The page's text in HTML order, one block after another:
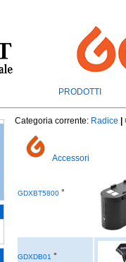
PRODOTTI
Categoria corrente: Radice
Accessori
GDXBT5800 °
GDXDB01 °